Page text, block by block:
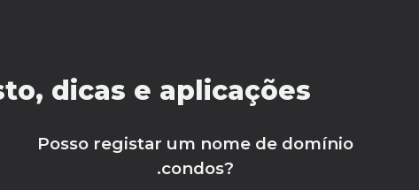
dicas e aplicações
Posso registar um nome de domínio
.condos?